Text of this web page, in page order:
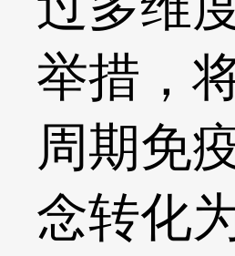
举措，
周期免
念转化